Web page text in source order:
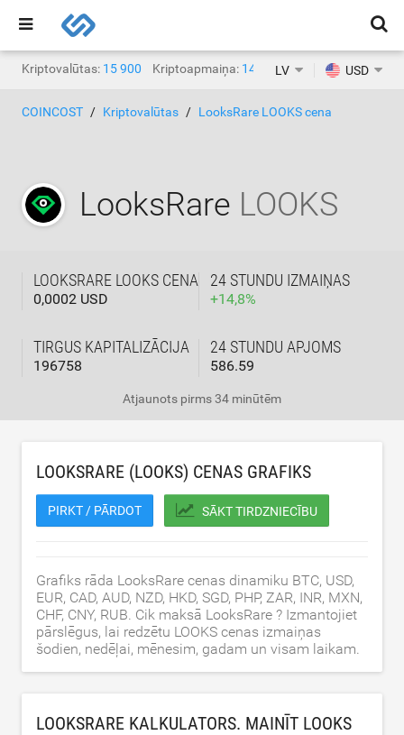
Kriptovalūtas: 15 900 Kriptoapmaiņa: 1468 LV USD
COINCOST Kriptovalūtas LooksRare LOOKS cena
LooksRare LOOKS
LOOKSRARE LOOKS CENA
0,0002 USD
24 STUNDU IZMAIŅAS
+14,8%
TIRGUS KAPITALIZĀCIJA
196758
24 STUNDU APJOMS
586.59
Atjaunots pirms 34 minūtēm
LOOKSRARE (LOOKS) CENAS GRAFIKS
PIRKT / PĀRDOT SĀKT TIRDZNIECĪBU
Grafiks rāda LooksRare cenas dinamiku BTC, USD,
EUR, CAD, AUD, NZD, HKD, SGD, PHP, ZAR, INR, MXN,
CHF, CNY, RUB. Cik maksā LooksRare ? Izmantojiet
pārslēgus, lai redzētu LOOKS cenas izmaiņas
šodien, nedēļai, mēnesim, gadam un visam laikam.
LOOKSRARE KALKULATORS. MAINĪT LOOKS